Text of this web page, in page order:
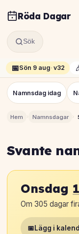
Röda Dagar
Sök
📅Sön 9 aug· v32
Namnsdag idag
Hem Namnsdagar
Svante
Onsdag
Om 305 dagar
📅Lägg i